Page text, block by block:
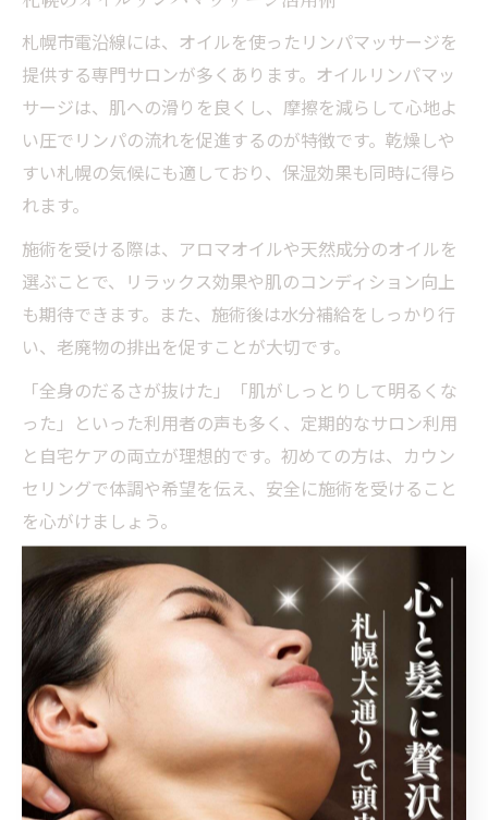
札幌市電沿線には、オイルを使ったリンパマッサージを
提供する専門サロンが多くあります。オイルリンパマッ
サージは、肌への滑りを良くし、摩擦を減らして心地よ
い圧でリンパの流れを促進するのが特徴です。乾燥しや
すい札幌の気候にも適しており、保湿効果も同時に得ら
れます。
施術を受ける際は、アロマオイルや天然成分のオイルを
選ぶことで、リラックス効果や肌のコンディション向上
も期待できます。また、施術後は水分補給をしっかり行
い、老廃物の排出を促すことが大切です。
「全身のだるさが抜けた」「肌がしっとりして明るくな
った」といった利用者の声も多く、定期的なサロン利用
と自宅ケアの両立が理想的です。初めての方は、カウン
セリングで体調や希望を伝え、安全に施術を受けること
を心がけましょう。
全力ストレッチ×リンパマッサージの相乗効果
全力ストレッチとリンパマッサージを組み合わせること
で、相乗的に巡りが高まり、疲労回復やむくみ解消のス
ピードがアップします。ストレッチで筋肉をしなやかに
伸ばし、血流を促した後にリンパマッサージを行うこと
で、老廃物や余分な水分の排出がスムーズになります。
例えば、札幌市電沿線のサロンでも、ストレッチを取り